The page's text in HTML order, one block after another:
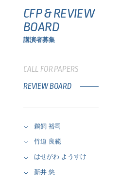
CFP & REVIEW
BOARD
講演者募集
CALL FOR PAPERS
REVIEW BOARD
鵜飼 裕司
竹迫 良範
はせがわ ようすけ
新井 悠